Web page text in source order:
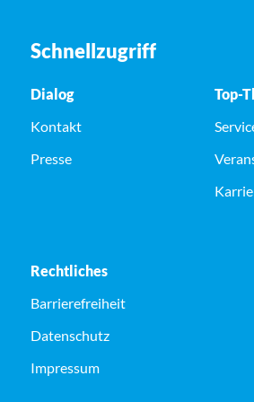
Schnellzugriff
Dialog
Kontakt
Presse
Top-
Rechtliches
Barrierefreiheit
Datenschutz
Impressum